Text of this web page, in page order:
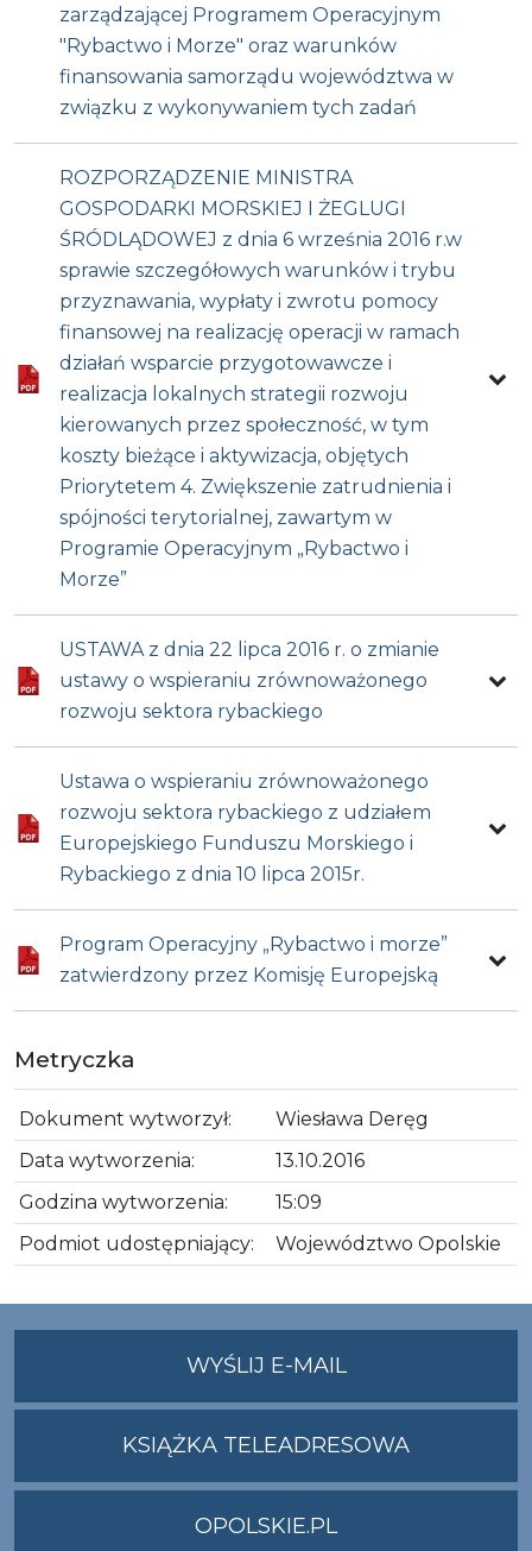
zarządzającej Programem Operacyjnym
"Rybactwo i Morze" oraz warunków
finansowania samorządu województwa w
związku z wykonywaniem tych zadań
ROZPORZĄDZENIE MINISTRA
GOSPODARKI MORSKIEJ I ŻEGLUGI
ŚRÓDLĄDOWEJ z dnia 6 września 2016 r.w
sprawie szczegółowych warunków i trybu
przyznawania, wypłaty i zwrotu pomocy
finansowej na realizację operacji w ramach
działań wsparcie przygotowawcze i
realizacja lokalnych strategii rozwoju
kierowanych przez społeczność, w tym
koszty bieżące i aktywizacja, objętych
Priorytetem 4. Zwiększenie zatrudnienia i
spójności terytorialnej, zawartym w
Programie Operacyjnym „Rybactwo i
Morze”
USTAWA z dnia 22 lipca 2016 r. o zmianie
ustawy o wspieraniu zrównoważonego
rozwoju sektora rybackiego
Ustawa o wspieraniu zrównoważonego
rozwoju sektora rybackiego z udziałem
Europejskiego Funduszu Morskiego i
Rybackiego z dnia 10 lipca 2015r.
Program Operacyjny „Rybactwo i morze”
zatwierdzony przez Komisję Europejską
Metryczka
Dokument wytworzył:
Wiesława Deręg
Data wytworzenia:
13.10.2016
Godzina wytworzenia:
15:09
Podmiot udostępniający:
Województwo Opolskie
WYŚLIJ E-MAILNA
ADRES
KSIĄŻKA TELEADRESOWA
OPOLSKIE.PL